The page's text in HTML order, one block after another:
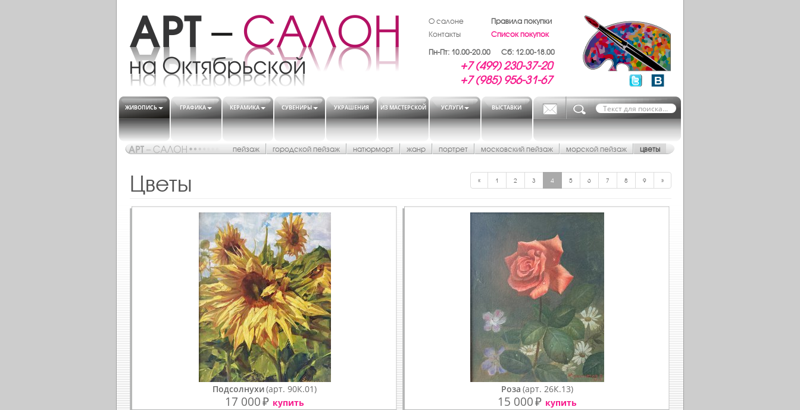
О салоне
Правила покупки
Контакты
Список покупок
Пн-Пт: 10.00-20.00 Сб: 12.00-18.00
+7 (499) 230-37-20
+7 (985) 956-31-67
ЖИВОПИСЬ ГРАФИКА КЕРАМИКА СУВЕНИРЫ УКРАШЕНИЯ ИЗ МАСТЕРСКОЙ УСЛУГИ ВЫСТАВКИ
пейзаж городской пейзаж натюрморт жанр портрет московский пейзаж морской пейзаж цветы
Цветы « 1 2 3 4 5 6 7 8 9 »
Подсолнухи(арт. 90К.01)
17 000₽ купить
Роза (арт. 26К.13)
15 000₽ купить